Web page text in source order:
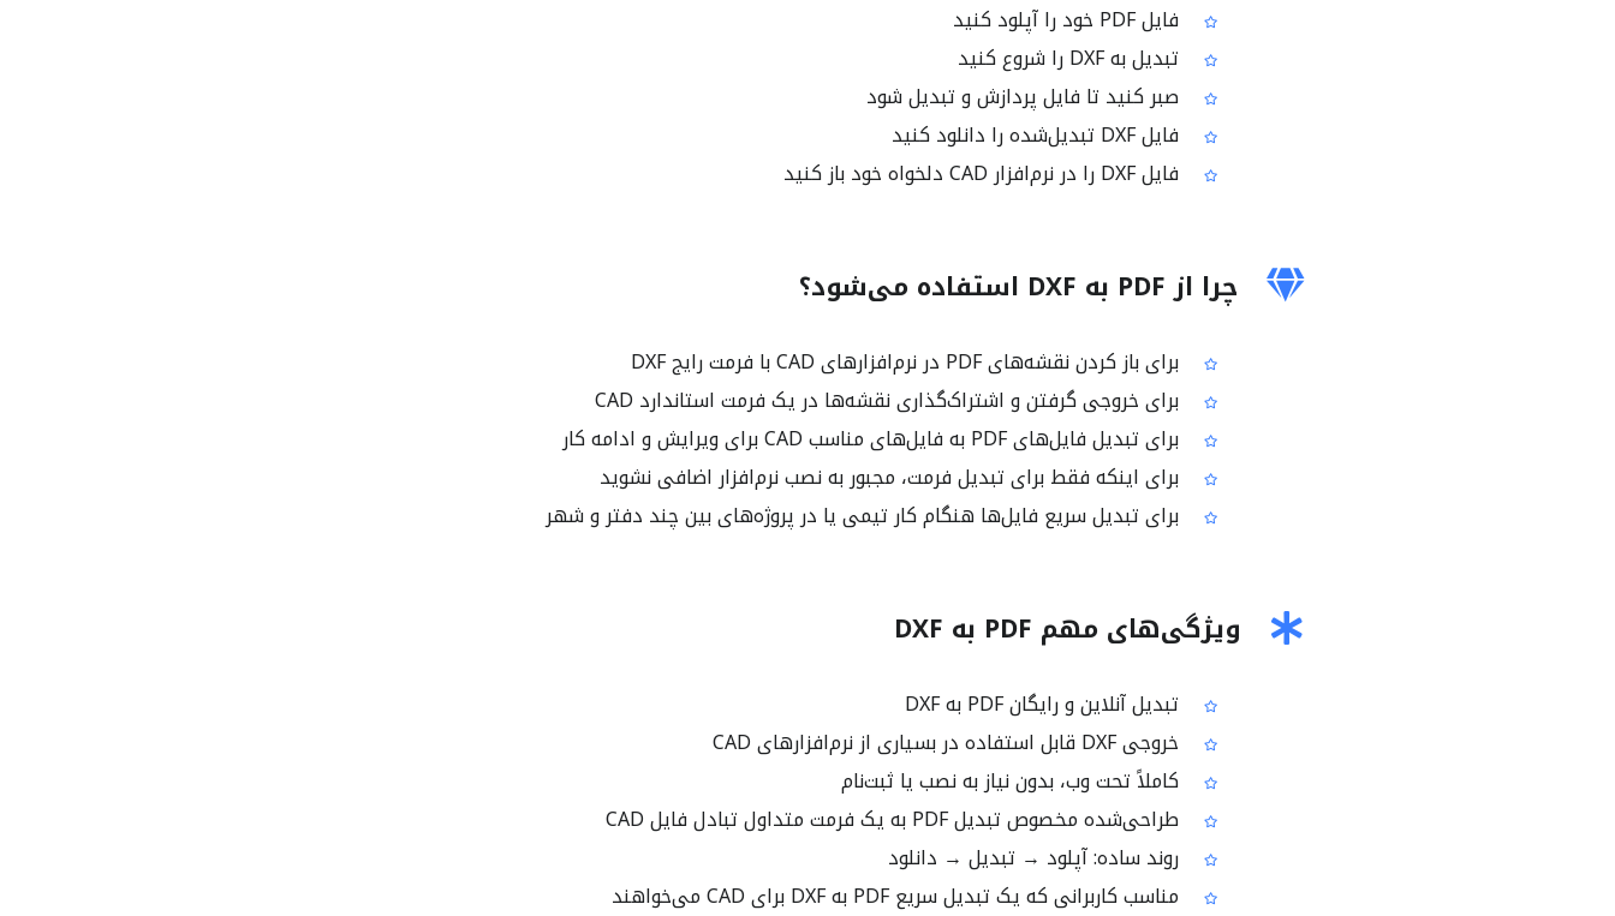
فایل PDF خود را آپلود کنید
تبدیل به DXF را شروع کنید
صبر کنید تا فایل پردازش و تبدیل شود
فایل DXF تبدیل‌شده را دانلود کنید
فایل DXF را در نرم‌افزار CAD دلخواه خود باز کنید
چرا از PDF به DXF استفاده می‌شود؟
برای باز کردن نقشه‌های PDF در نرم‌افزارهای CAD با فرمت رایج DXF
برای خروجی گرفتن و اشتراک‌گذاری نقشه‌ها در یک فرمت استاندارد CAD
برای تبدیل فایل‌های PDF به فایل‌های مناسب CAD برای ویرایش و ادامه کار
برای اینکه فقط برای تبدیل فرمت، مجبور به نصب نرم‌افزار اضافی نشوید
برای تبدیل سریع فایل‌ها هنگام کار تیمی یا در پروژه‌های بین چند دفتر و شهر
ویژگی‌های مهم PDF به DXF
تبدیل آنلاین و رایگان PDF به DXF
خروجی DXF قابل استفاده در بسیاری از نرم‌افزارهای CAD
کاملاً تحت وب، بدون نیاز به نصب یا ثبت‌نام
طراحی‌شده مخصوص تبدیل PDF به یک فرمت متداول تبادل فایل CAD
روند ساده: آپلود → تبدیل → دانلود
مناسب کاربرانی که یک تبدیل سریع PDF به DXF برای CAD می‌خواهند